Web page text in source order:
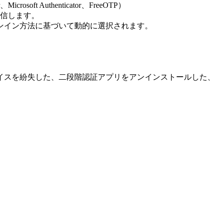
Authenticator、FreeOTP）
します。
ン方法に基づいて動的に選択されます。
を紛失した、二段階認証アプリをアンインストールした、